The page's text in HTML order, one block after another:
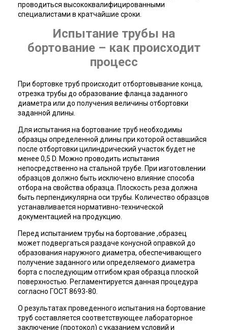
проводиться высококвалифицированными
специалистами в кратчайшие сроки.
Испытание трубы на
бортование – как происходит
процесс
При бортовке труб происходит отбортовывание конца,
отрезка трубы до образование фланца заданного
диаметра или до получения величины отбортовки
заданной длины.
Для испытания на бортование труб необходимы
образцы определенной длины при которой оставшийся
после отбортовки цилиндрический участок будет не
менее 0,5 D. Можно проводить испытания
непосредственно на стальной трубе. При изготовлении
образцов должно быть исключено влияние способа
отбора на свойства образца. Плоскость реза должна
быть перпендикулярна оси трубы. Количество образцов
устанавливается нормативно-технической
документацией на продукцию.
Перед испытанием трубы на бортование ,образец
может подвергаться раздаче конусной оправкой до
образования наружного диаметра, обеспечивающего
получение заданного или определяемого диаметра
борта с последующим отгибом края образца плоской
поверхностью. Регламентируется данная процедура
согласно ГОСТ 8693-80.
О результатах проведенного испытания на бортование
труб составляется соответствующее лабораторное
заключение (протокол) с указанием условий и